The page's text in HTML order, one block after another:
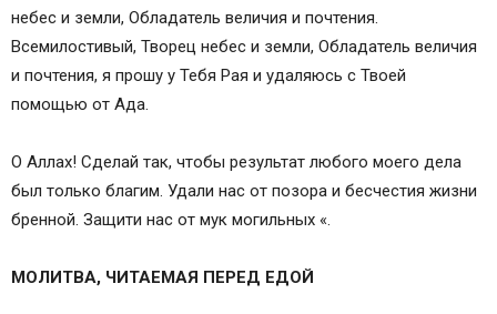
небес и земли, Обладатель величия и почтения.
Всемилостивый, Творец небес и земли, Обладатель величия
и почтения, я прошу у Тебя Рая и удаляюсь с Твоей
помощью от Ада.
О Аллах! Сделай так, чтобы результат любого моего дела
был только благим. Удали нас от позора и бесчестия жизни
бренной. Защити нас от мук могильных «.
МОЛИТВА, ЧИТАЕМАЯ ПЕРЕД ЕДОЙ